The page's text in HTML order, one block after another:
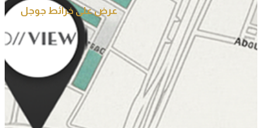
عرض على خرائط جوجل